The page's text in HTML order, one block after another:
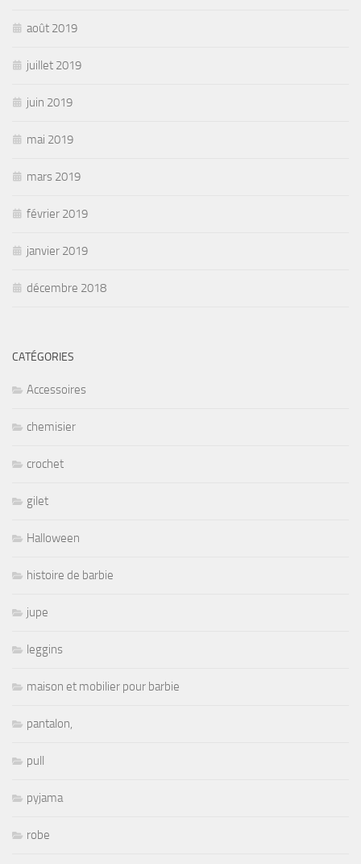
août 2019
juillet 2019
juin 2019
mai 2019
mars 2019
février 2019
janvier 2019
décembre 2018
CATÉGORIES
Accessoires
chemisier
crochet
gilet
Halloween
histoire de barbie
jupe
leggins
maison et mobilier pour barbie
pantalon,
pull
pyjama
robe